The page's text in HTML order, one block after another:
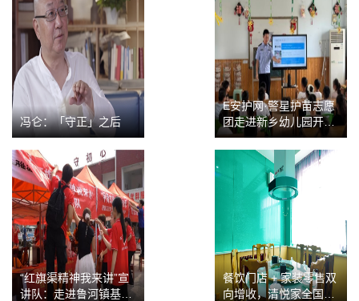
冯仑：「守正」之后
E安护网·警星护苗志愿
团走进新乡幼儿园开展
法治安全趣味宣讲活动
“红旗渠精神我来讲”宣
讲队：走进鲁河镇基层
餐饮门店 + 家装零售双
向增收，清悦家全国合